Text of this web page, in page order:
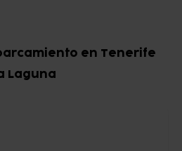
en Tenerife
Laguna